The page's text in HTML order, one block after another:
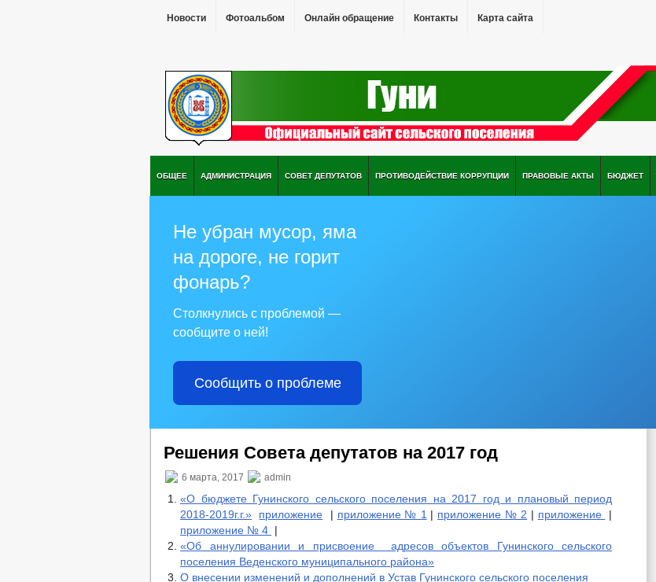
Новости Фотоальбом Онлайн обращение Контакты Карта сайта
ОБЩЕЕ АДМИНИСТРАЦИЯ СОВЕТ ДЕПУТАТОВ ПРОТИВОДЕЙСТВИЕ КОРРУПЦИИ ПРАВОВЫЕ АКТЫ БЮДЖЕТ
Не убран мусор, яма
на дороге, не горит
фонарь?
Столкнулись с проблемой —
сообщите о ней!
Сообщить о проблеме
Решения Совета депутатов на 2017 год
6 марта, 2017 admin
«О бюджете Гунинского сельского поселения на 2017 год и плановый период
2018-2019г.г.»
приложение | приложение № 1 | приложение № 2 | приложение
|
приложение № 4 |
«Об аннулировании и присвоение адресов объектов Гунинского сельского
поселения Веденского муниципального района»
О внесении изменений и дополнений в Устав Гунинского сельского поселения